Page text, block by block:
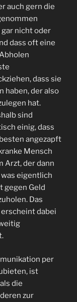
auch gern die
gar nicht oder
dass oft eine
dass sie
haben, der also
hat.
sind
einig, dass
angezapft
Mensch
Arzt, der dann
eigentlich
gegen Geld
Das
dabei
per
ist
die
zur